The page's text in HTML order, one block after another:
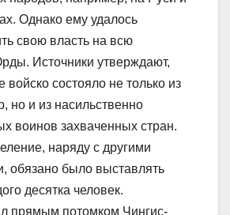
Однако ему удалось
свою власть на всю
Источники утверждают,
войско состояло не только из
но и из насильственно
воинов захваченных стран.
наряду с другими
обязано было выставлять
десятка человек.
прямым потомком Чингис-